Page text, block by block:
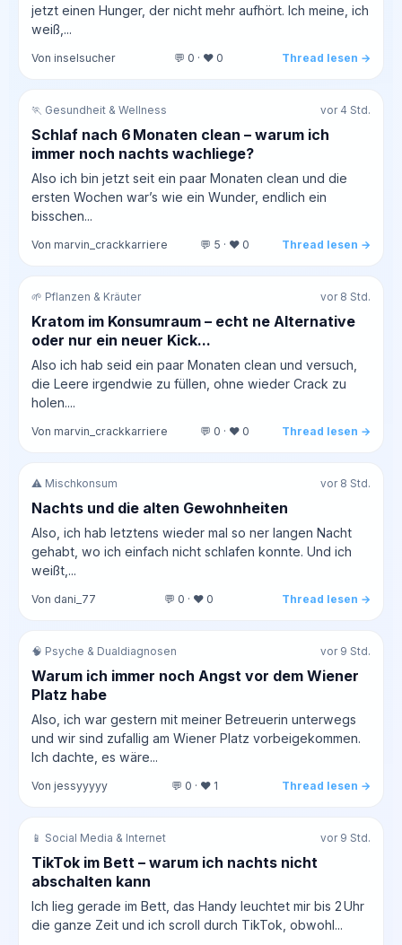
jetzt einen Hunger, der nicht mehr aufhört. Ich meine, ich
weiß,...
Von inselsucher 💬 0 · ❤️ 0 Thread lesen →
🏃 Gesundheit & Wellness vor 4 Std.
Schlaf nach 6 Monaten clean – warum ich
immer noch nachts wachliege?
Also ich bin jetzt seit ein paar Monaten clean und die
ersten Wochen war’s wie ein Wunder, endlich ein
bisschen...
Von marvin_crackkarriere 💬 5 · ❤️ 0 Thread lesen →
🌱 Pflanzen & Kräuter vor 8 Std.
Kratom im Konsumraum – echt ne Alternative
oder nur ein neuer Kick...
Also ich hab seid ein paar Monaten clean und versuch,
die Leere irgendwie zu füllen, ohne wieder Crack zu
holen....
Von marvin_crackkarriere 💬 0 · ❤️ 0 Thread lesen →
⚠️ Mischkonsum vor 8 Std.
Nachts und die alten Gewohnheiten
Also, ich hab letztens wieder mal so ner langen Nacht
gehabt, wo ich einfach nicht schlafen konnte. Und ich
weißt,...
Von dani_77 💬 0 · ❤️ 0 Thread lesen →
🧠 Psyche & Dualdiagnosen vor 9 Std.
Warum ich immer noch Angst vor dem Wiener
Platz habe
Also, ich war gestern mit meiner Betreuerin unterwegs
und wir sind zufallig am Wiener Platz vorbeigekommen.
Ich dachte, es wäre...
Von jessyyyyy 💬 0 · ❤️ 1 Thread lesen →
📱 Social Media & Internet vor 9 Std.
TikTok im Bett – warum ich nachts nicht
abschalten kann
Ich lieg gerade im Bett, das Handy leuchtet mir bis 2 Uhr
die ganze Zeit und ich scroll durch TikTok, obwohl...